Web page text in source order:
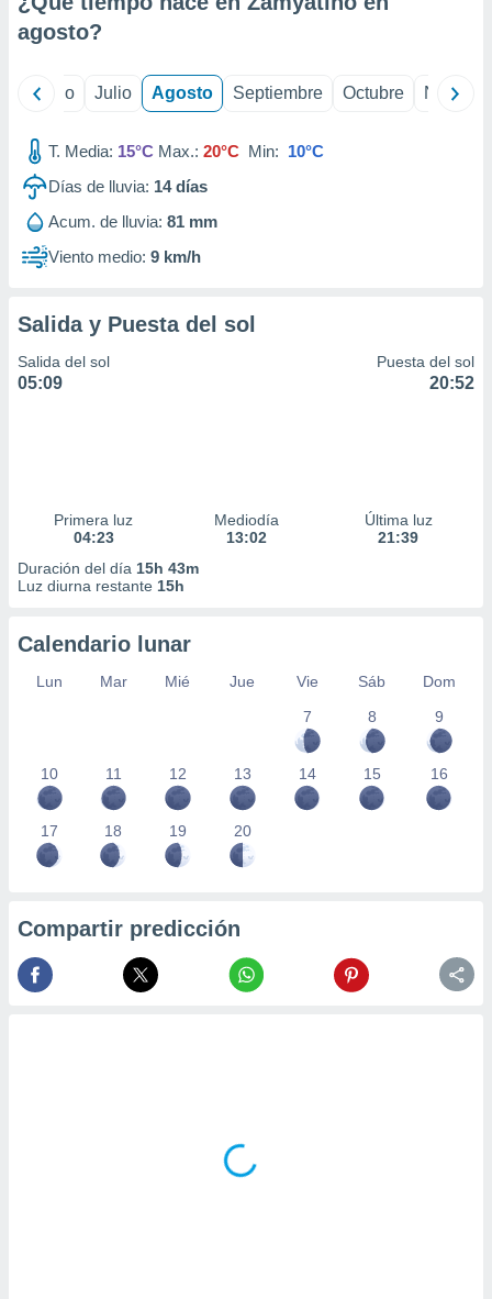
e
publicidad
publicidad
de
agosto?
Junio Julio Agosto Septiembre Octubre
T. Media: 15°C Max.: 20°C Min: 10°C
Días de lluvia: 14días
Acum. de lluvia: 81 mm
Viento medio: 9 km/h
Salida y Puesta del sol
Salida del sol
05:09
Puesta del sol
20:52
Primera luz
04:23
Mediodía
13:02
Última luz
21:39
Duración del día 15h 43m
Luz diurna restante 15h
Calendario lunar
Lun Mar Mié Jue Vie Sáb
Dom
7
8 9
10 11 12 13 14 15 16
17 18 19 20
Compartir predicción